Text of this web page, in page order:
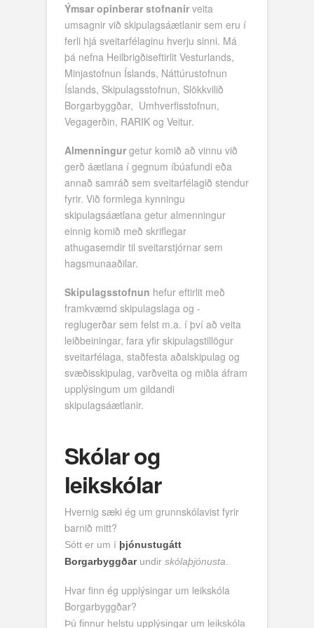
Ýmsar opinberar stofnanir veita
umsagnir við skipulagsáætlanir sem eru í
ferli hjá sveitarfélaginu hverju sinni. Má
þá nefna Heilbrigðiseftirlit Vesturlands,
Minjastofnun Íslands, Náttúrustofnun
Íslands, Skipulagsstofnun, Slökkvilið
Borgarbyggðar, Umhverfisstofnun,
Vegagerðin, RARIK og Veitur.
Almenningur getur komið að vinnu við
gerð áætlana í gegnum íbúafundi eða
annað samráð sem sveitarfélagið stendur
fyrir. Við formlega kynningu
skipulagsáætlana getur almenningur
einnig komið með skriflegar
athugasemdir til sveitarstjórnar sem
hagsmunaaðilar.
Skipulagsstofnun hefur eftirlit með
framkvæmd skipulagslaga og -
reglugerðar sem felst m.a. í því að veita
leiðbeiningar, fara yfir skipulagstillögur
sveitarfélaga, staðfesta aðalskipulag og
svæðisskipulag, varðveita og miðla áfram
upplýsingum um gildandi
skipulagsáætlanir.
Skólar og
leikskólar
Hvernig sæki ég um grunnskólavist fyrir
barnið mitt?
Sótt er um í þjónustugátt
Borgarbyggðarundirskólaþjónusta
Hvar finn ég upplýsingar um leikskóla
Borgarbyggðar?
Þú finnur helstu upplýsingar um leikskóla